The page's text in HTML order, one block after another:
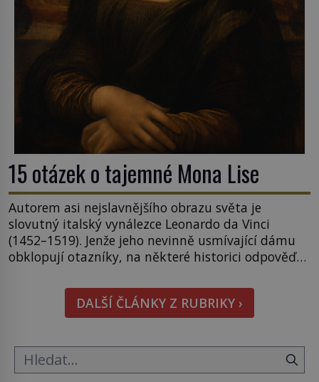
15 otázek o tajemné Mona Lise
Autorem asi nejslavnějšího obrazu světa je
slovutný italský vynálezce Leonardo da Vinci
(1452–1519). Jenže jeho nevinně usmívající dámu
obklopují otazníky, na některé historici odpověď
pověsil Napoleon? Samotný císař Napoleon
Bonaparte (1769–1821) má pro malbu slabost, a
tak si ji ještě jako první konzul přemístí do své
DALŠÍ ČLÁNKY Z RUBRIKY ›